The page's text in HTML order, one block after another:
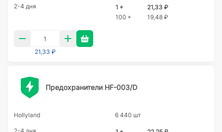
2-4 дня 1 +
21,33 ₽
100 +
19,48 ₽
21,33 ₽
Предохранители HF-003/D
Hollyland 6 440 шт